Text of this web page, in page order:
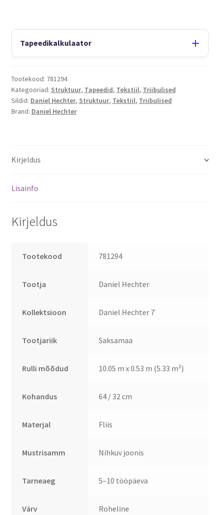
Tapeedikalkulaator
Tootekood: 781294
Kategooriad: Struktuur, Tapeedid, Tekstiil, Triibulised
Sildid: Daniel Hechter, Struktuur, Tekstiil, Triibulised
Brand: Daniel Hechter
Kirjeldus
Lisainfo
Kirjeldus
Tootekood 781294
Tootja Daniel Hechter
Kollektsioon Daniel Hechter 7
Tootjariik Saksamaa
Rulli mõõdud 10.05 m x 0.53 m (5.33 m²)
Kohandus 64 / 32 cm
Materjal Fliis
Mustrisamm Nihkuv joonis
Tarneaeg 5–10 tööpäeva
Värv Roheline